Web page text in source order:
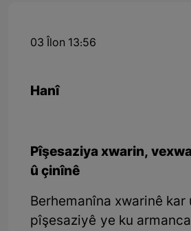
03 Îlon 13:56
Hanî
Pîşesaziya xwarin,
û çinînê
Berhemanîna xwarinê kar
pîşesaziyê ye ku